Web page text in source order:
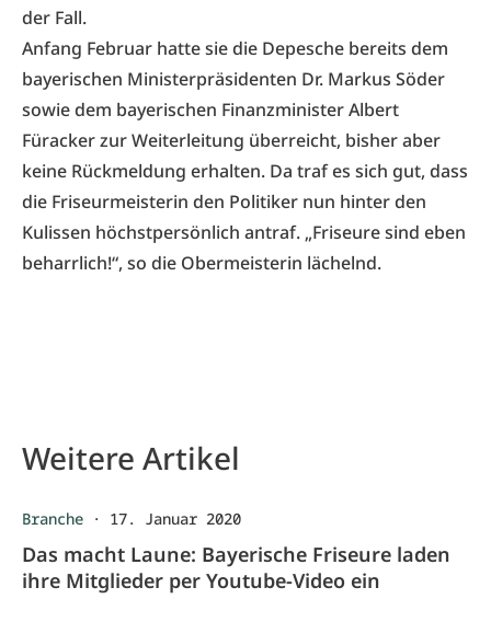
der Fall.
Anfang Februar hatte sie die Depesche bereits dem
bayerischen Ministerpräsidenten Dr. Markus Söder
sowie dem bayerischen Finanzminister Albert
Füracker zur Weiterleitung überreicht, bisher aber
keine Rückmeldung erhalten. Da traf es sich gut, dass
die Friseurmeisterin den Politiker nun hinter den
Kulissen höchstpersönlich antraf. „Friseure sind eben
beharrlich!“, so die Obermeisterin lächelnd.
Weitere Artikel
Branche · 17. Januar 2020
Das macht Laune: Bayerische Friseure laden
ihre Mitglieder per Youtube-Video ein